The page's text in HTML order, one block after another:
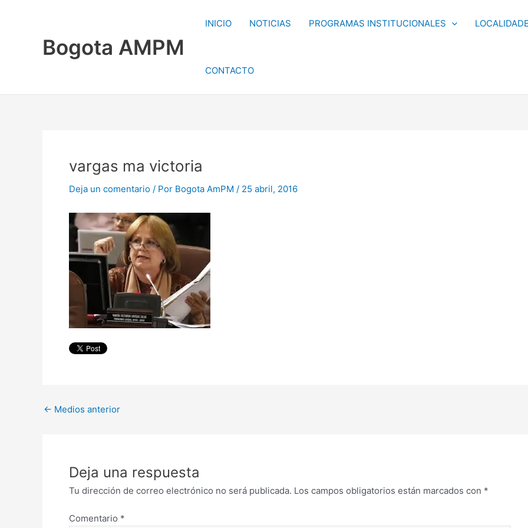
Bogota AMPM
INICIO NOTICIAS PROGRAMAS INSTITUCIONALES
CONTACTO
vargas ma victoria
Deja un comentario / Por Bogota AmPM / 25 abril, 2016
← Medios anterior
Deja una respuesta
Tu dirección de correo electrónico no será publicada. Los campos obligatorios están marcados con *
Comentario *